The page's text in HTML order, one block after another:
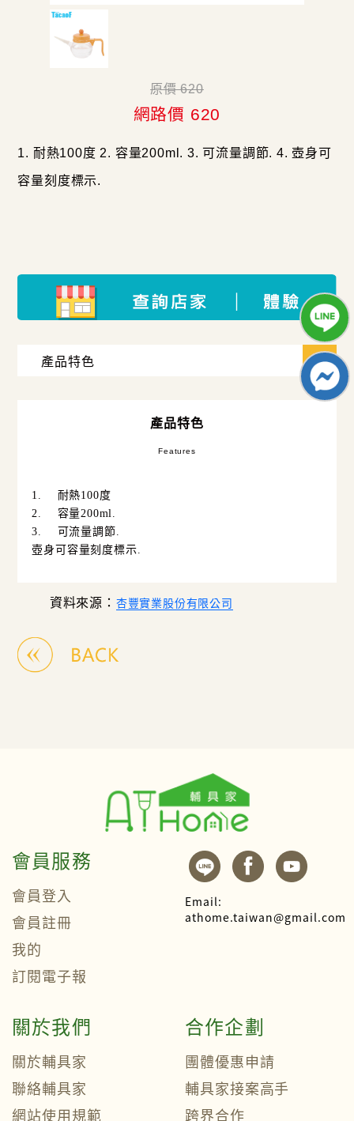
原價 620
網路價 620
1. 耐熱100度 2. 容量200ml. 3. 可流量調節. 4. 壺身可
容量刻度標示.
產品特色
Features
1. 耐熱100度
2.
容量200ml.
3.
可流量調節 .
壺身可容量刻度標示.
資料來源： 杏豐實業股份有限公司
會員服務
會員登入
會員註冊
我的
訂閱電子報
Email:
athome.taiwan@gmail.com
關於我們
關於輔具家
聯絡輔具家
網站使用規範
合作企劃
團體優惠申請
輔具家接案高手
跨界合作